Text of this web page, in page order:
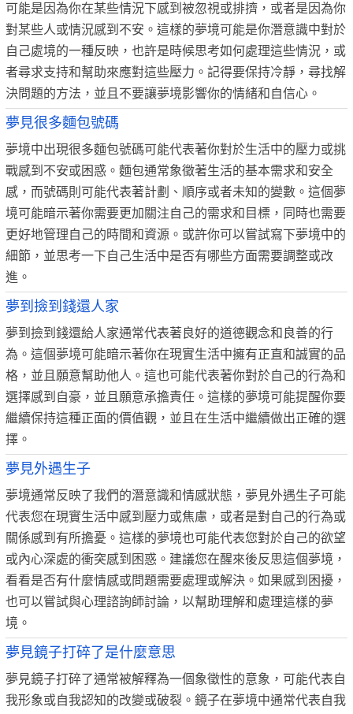
可能是因為你在某些情況下感到被忽視或排擠，或者是因為你
對某些人或情況感到不安。這樣的夢境可能是你潛意識中對於
自己處境的一種反映，也許是時候思考如何處理這些情況，或
者尋求支持和幫助來應對這些壓力。記得要保持冷靜，尋找解
決問題的方法，並且不要讓夢境影響你的情緒和自信心。
夢見很多麵包號碼
夢境中出現很多麵包號碼可能代表著你對於生活中的壓力或挑
戰感到不安或困惑。麵包通常象徵著生活的基本需求和安全
感，而號碼則可能代表著計劃、順序或者未知的變數。這個夢
境可能暗示著你需要更加關注自己的需求和目標，同時也需要
更好地管理自己的時間和資源。或許你可以嘗試寫下夢境中的
細節，並思考一下自己生活中是否有哪些方面需要調整或改
進。
夢到撿到錢還人家
夢到撿到錢還給人家通常代表著良好的道德觀念和良善的行
為。這個夢境可能暗示著你在現實生活中擁有正直和誠實的品
格，並且願意幫助他人。這也可能代表著你對於自己的行為和
選擇感到自豪，並且願意承擔責任。這樣的夢境可能提醒你要
繼續保持這種正面的價值觀，並且在生活中繼續做出正確的選
擇。
夢見外遇生子
夢境通常反映了我們的潛意識和情感狀態，夢見外遇生子可能
代表您在現實生活中感到壓力或焦慮，或者是對自己的行為或
關係感到有所擔憂。這樣的夢境也可能代表您對於自己的欲望
或內心深處的衝突感到困惑。建議您在醒來後反思這個夢境，
看看是否有什麼情感或問題需要處理或解決。如果感到困擾，
也可以嘗試與心理諮詢師討論，以幫助理解和處理這樣的夢
境。
夢見鏡子打碎了是什麼意思
夢見鏡子打碎了通常被解釋為一個象徵性的意象，可能代表自
我形象或自我認知的改變或破裂。鏡子在夢境中通常代表自我